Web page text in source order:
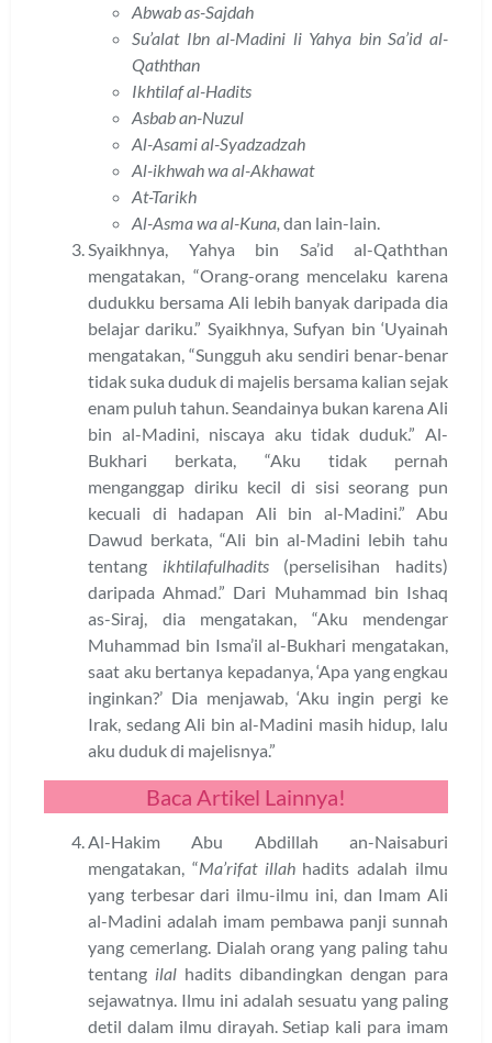
Abwab as-Sajdah
Su’alat Ibn al-Madini li Yahya bin Sa’id al-
Qaththan
Ikhtilaf al-Hadits
Asbab an-Nuzul
Al-Asami al-Syadzadzah
Al-ikhwah wa al-Akhawat
At-Tarikh
Al-Asma wa al-Kuna, dan lain-lain.
Syaikhnya, Yahya bin Sa’id al-Qaththan
mengatakan, “Orang-orang mencelaku karena
dudukku bersama Ali lebih banyak daripada dia
belajar dariku.” Syaikhnya, Sufyan bin ‘Uyainah
mengatakan, “Sungguh aku sendiri benar-benar
tidak suka duduk di majelis bersama kalian sejak
enam puluh tahun. Seandainya bukan karena Ali
bin al-Madini, niscaya aku tidak duduk.” Al-
Bukhari berkata, “Aku tidak pernah
menganggap diriku kecil di sisi seorang pun
kecuali di hadapan Ali bin al-Madini.” Abu
Dawud berkata, “Ali bin al-Madini lebih tahu
tentang ikhtilafulhadits (perselisihan hadits)
daripada Ahmad.” Dari Muhammad bin Ishaq
as-Siraj, dia mengatakan, “Aku mendengar
Muhammad bin Isma’il al-Bukhari mengatakan,
saat aku bertanya kepadanya, ‘Apa yang engkau
inginkan?’ Dia menjawab, ‘Aku ingin pergi ke
Irak, sedang Ali bin al-Madini masih hidup, lalu
aku duduk di majelisnya.”
Baca Artikel Lainnya!
Al-Hakim Abu Abdillah an-Naisaburi
mengatakan, “Ma’rifat illahhadits adalah ilmu
yang terbesar dari ilmu-ilmu ini, dan Imam Ali
al-Madini adalah imam pembawa panji sunnah
yang cemerlang. Dialah orang yang paling tahu
tentang ilal hadits dibandingkan dengan para
sejawatnya. Ilmu ini adalah sesuatu yang paling
detil dalam ilmu dirayah. Setiap kali para imam